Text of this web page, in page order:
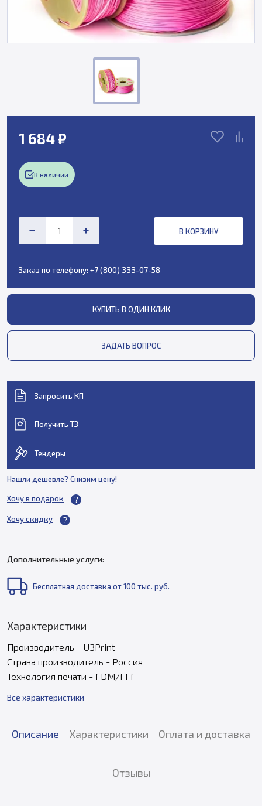
1 684 ₽
В наличии
В КОРЗИНУ
Заказ по телефону: +7 (800) 333-07-58
КУПИТЬ В ОДИН КЛИК
ЗАДАТЬ ВОПРОС
Запросить КП
Получить ТЗ
Тендеры
Нашли дешевле? Снизим цену!
Хочу в подарок
Хочу скидку
Дополнительные услуги:
Бесплатная доставка от 100 тыс. руб.
Характеристики
Производитель - U3Print
Страна производитель - Россия
Технология печати - FDM/FFF
Все характеристики
Описание Характеристики Оплата и доставка
Отзывы